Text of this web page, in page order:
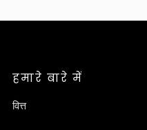
हमारे बारे में
वित्त